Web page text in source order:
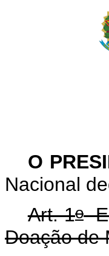
O
Nacional
Art. 1o
Doação